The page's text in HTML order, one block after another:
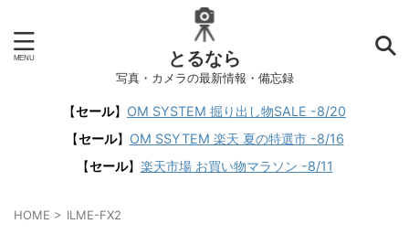
とるなら
写真・カメラの最新情報・備忘録
【セール】 OM SYSTEM 掘り出し物SALE -8/20
【セール】 OM SSYTEM 楽天 夏の特選市 -8/16
【セール】 楽天市場 お買い物マラソン -8/11
HOME > ILME-FX2